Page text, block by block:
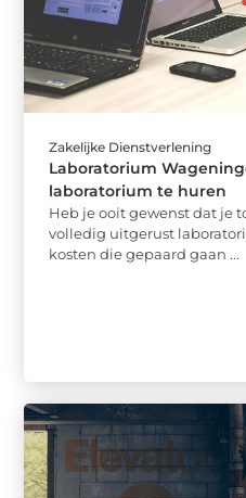
Zakelijke Dienstverlening
Laboratorium
laboratorium te huren
Heb je ooit gewenst dat je
volledig uitgerust
kosten die gepaard gaan ...